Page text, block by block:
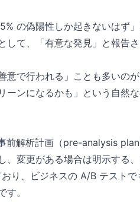
の偽陽性しか起きないはず
て、「有意な発見」と報告
で行われる」ことも多いの
ンになるかも」という自然
前解析計画（pre-analysis
、変更がある場合は明示する
り、ビジネスの A/B テストで
。